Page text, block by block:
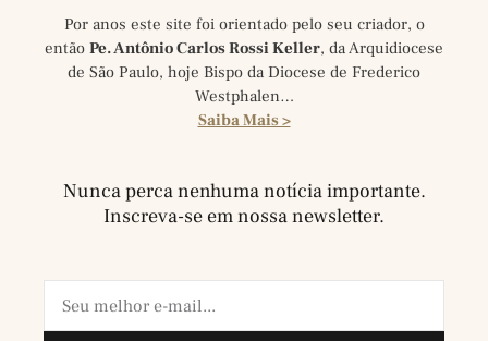
Por anos este site foi orientado pelo seu criador, o
então Pe. Antônio Carlos Rossi Keller, da Arquidiocese
de São Paulo, hoje Bispo da Diocese de Frederico
Westphalen…
Saiba Mais >
Nunca perca nenhuma notícia importante.
Inscreva-se em nossa newsletter.